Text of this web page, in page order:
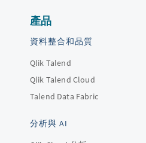
產品
資料整合和品質
Qlik Talend
Qlik Talend Cloud
Talend Data Fabric
分析與 AI